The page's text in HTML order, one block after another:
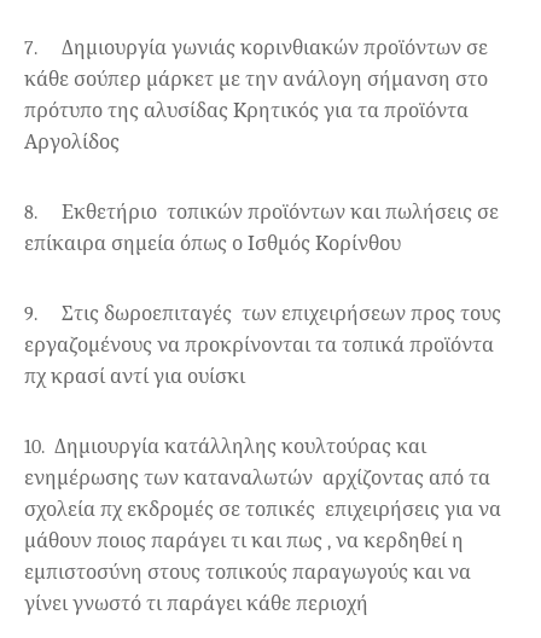
7.
Δημιουργία γωνιάς κορινθιακών προϊόντων σε
κάθε σούπερ μάρκετ με την ανάλογη σήμανση στο
πρότυπο της αλυσίδας Κρητικός για τα προϊόντα
Αργολίδος
8. Εκθετήριο τοπικών προϊόντων και πωλήσεις σε
επίκαιρα σημεία όπως ο Ισθμός Κορίνθου
9. Στις δωροεπιταγές των επιχειρήσεων προς τους
εργαζομένους να προκρίνονται τα τοπικά προϊόντα
πχ κρασί αντί για ουίσκι
10. Δημιουργία κατάλληλης κουλτούρας και
ενημέρωσης των καταναλωτών αρχίζοντας από τα
σχολεία πχ εκδρομές σε τοπικές επιχειρήσεις για να
μάθουν ποιος παράγει τι και πως , να κερδηθεί η
εμπιστοσύνη στους τοπικούς παραγωγούς και να
γίνει γνωστό τι παράγει κάθε περιοχή